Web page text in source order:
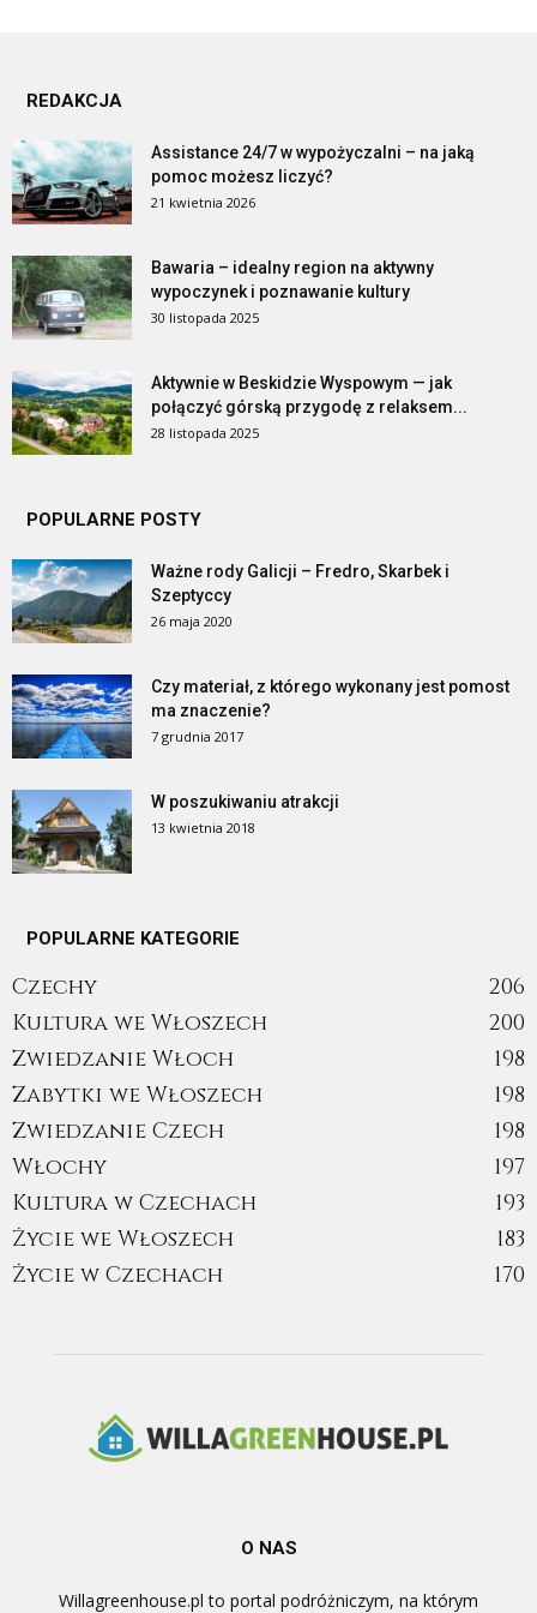
REDAKCJA
Assistance 24/7 w wypożyczalni – na jaką
pomoc możesz liczyć?
21 kwietnia 2026
Bawaria – idealny region na aktywny
wypoczynek i poznawanie kultury
30 listopada 2025
Aktywnie w Beskidzie Wyspowym — jak
połączyć górską przygodę z relaksem...
28 listopada 2025
POPULARNE POSTY
Ważne rody Galicji – Fredro, Skarbek i
Szeptyccy
26 maja 2020
Czy materiał, z którego wykonany jest pomost
ma znaczenie?
7 grudnia 2017
W poszukiwaniu atrakcji
13 kwietnia 2018
POPULARNE KATEGORIE
Czechy
206
Kultura we Włoszech
200
Zwiedzanie Włoch
198
Zabytki we Włoszech
198
Zwiedzanie Czech
198
Włochy
197
Kultura w Czechach
193
Życie we Włoszech
183
Życie w Czechach
170
O NAS
Willagreenhouse.pl to portal podróżniczym, na którym